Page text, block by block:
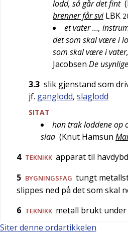
lodd, så går det fint (
brenner får svi LBK
et vater …,
det som skal være i
som skal være i
Jacobsen De usynlige
3.3 slik gjenstand som
jf. ganglodd, slaglodd
SITAT
han trak loddene op
slaa (Knut Hamsun
4 TEKNIKK apparat til
5 BYGNINGSFAG tungt
slippes ned på det som skal
6 TEKNIKK metall brukt
Siter denne ordartikkelen